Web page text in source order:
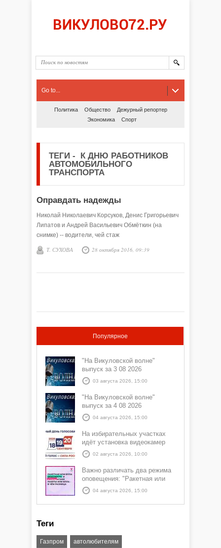
Go to...
Политика Общество
Дежурный репортер
Экономика
Спорт
ТЕГИ - К ДНЮ РАБОТНИКОВ
АВТОМОБИЛЬНОГО
ТРАНСПОРТА
Оправдать надежды
Николай Николаевич Корсуков, Денис Григорьевич
Липатов и Андрей Васильевич Обмёткин (на
снимке) -- водители, чей стаж
Т. СУХОВА 28 октября 2016, 09:39
Популярное
"На Викуловской волне"
выпуск за 3 08 2026
03 августа 2026, 15:00
"На Викуловской волне"
выпуск за 4 08 2026
04 августа 2026, 15:00
На избирательных участках
идёт установка видеокамер
02 августа 2026, 10:00
Важно различать два режима
оповещения: "Ракетная или
БПЛА опасность" и "Угроза
атаки ракеты или БПЛА"
04 августа 2026, 15:00
Теги
Газпром автолюбителям